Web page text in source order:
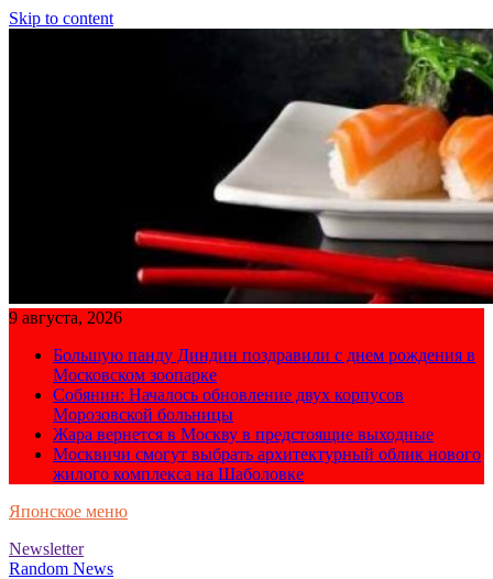
Skip to content
9 августа, 2026
Большую панду Диндин поздравили с днем рождения в
Московском зоопарке
Собянин: Началось обновление двух корпусов
Морозовской больницы
Жара вернется в Москву в предстоящие выходные
Москвичи смогут выбрать архитектурный облик нового
жилого комплекса на Шаболовке
Японское меню
Newsletter
Random News